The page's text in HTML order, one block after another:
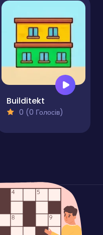
Builditekt
0 (0 Голосів)